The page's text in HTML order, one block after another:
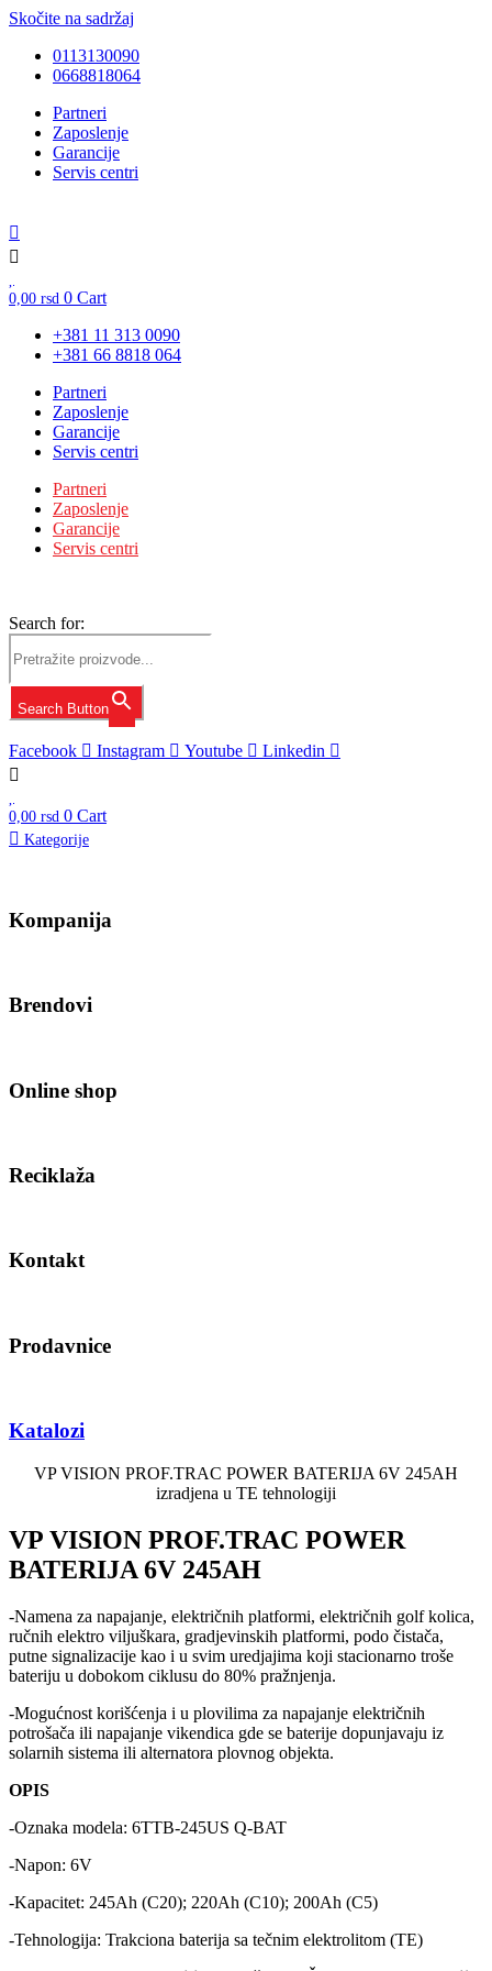
Skočite na sadržaj
0113130090
0668818064
Partneri
Zaposlenje
Garancije
Servis centri
0,00 rsd 0 Cart
+381 11 313 0090
+381 66 8818 064
Partneri
Zaposlenje
Garancije
Servis centri
Partneri
Zaposlenje
Garancije
Servis centri
Search for:
Search Button
Facebook Instagram Youtube Linkedin
0,00 rsd 0 Cart
Kategorije
Kompanija
Brendovi
Online shop
Reciklaža
Kontakt
Prodavnice
Katalozi
Unesite ovde tekst naslova
VP VISION PROF.TRAC POWER BATERIJA 6V 245AH
izradjena u TE tehnologiji
VP VISION PROF.TRAC POWER
BATERIJA 6V 245AH
-Namena za napajanje, električnih platformi, električnih golf kolica,
ručnih elektro viljuškara, gradjevinskih platformi, podo čistača,
putne signalizacije kao i u svim uredjajima koji stacionarno troše
bateriju u dobokom ciklusu do 80% pražnjenja.
-Mogućnost korišćenja i u plovilima za napajanje električnih
potrošača ili napajanje vikendica gde se baterije dopunjavaju iz
solarnih sistema ili alternatora plovnog objekta.
OPIS
-Oznaka modela: 6TTB-245US Q-BAT
-Napon: 6V
-Kapacitet: 245Ah (C20); 220Ah (C10); 200Ah (C5)
-Tehnologija: Trakciona baterija sa tečnim elektrolitom (TE)